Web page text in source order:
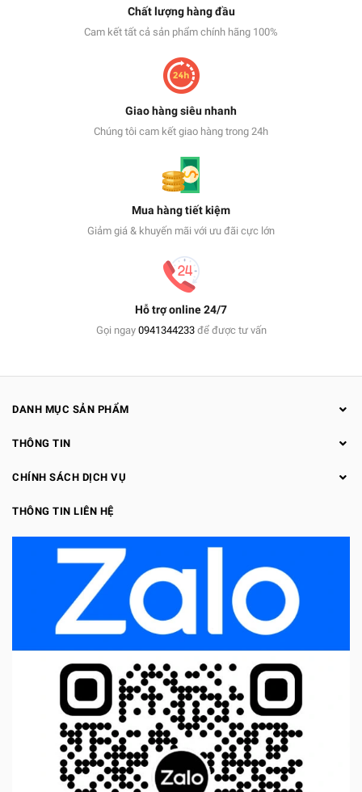
Chất lượng hàng đầu
Cam kết tất cả sản phẩm chính hãng 100%
Giao hàng siêu nhanh
Chúng tôi cam kết giao hàng trong 24h
Mua hàng tiết kiệm
Giảm giá & khuyến mãi với ưu đãi cực lớn
Hỗ trợ online 24/7
Gọi ngay 0941344233để được tư vấn
DANH MỤC SẢN PHẨM
THÔNG TIN
CHÍNH SÁCH DỊCH VỤ
THÔNG TIN LIÊN HỆ